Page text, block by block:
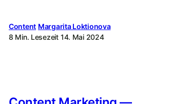
Content Margarita Loktionova
8 Min. Lesezeit 14. Mai 2024